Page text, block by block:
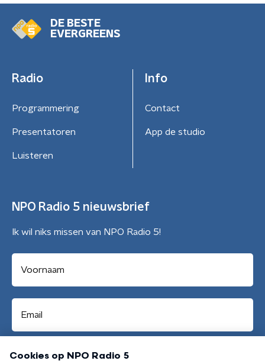
DE BESTE
EVERGREENS
Radio
Programmering
Presentatoren
Luisteren
Info
Contact
App de studio
NPO Radio 5 nieuwsbrief
Ik wil niks missen van NPO Radio 5!
Aanmelden